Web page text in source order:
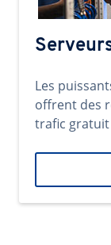
Les
offrent des
trafic